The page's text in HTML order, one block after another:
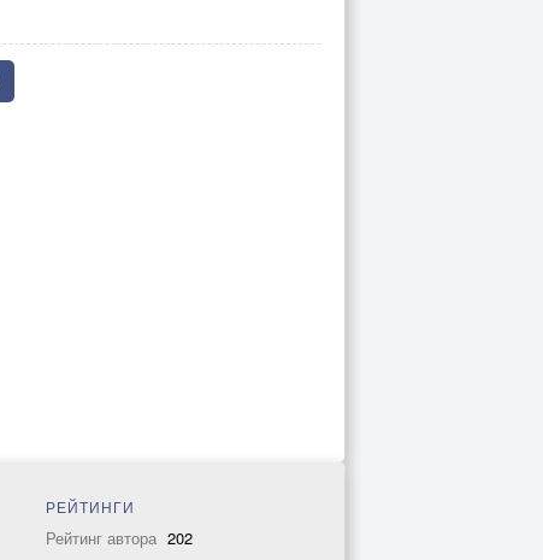
РЕЙТИНГИ
Рейтинг автора 202